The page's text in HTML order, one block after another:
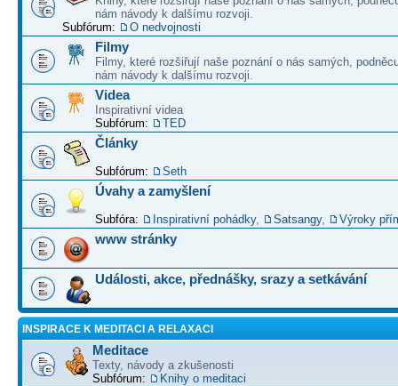
nám návody k dalšímu rozvoji.
Subfórum:
O nedvojnosti
Filmy
Filmy, které rozšiřují naše poznání o nás samých,
nám návody k dalšímu rozvoji.
Videa
Inspirativní videa
Subfórum:
TED
Články
Subfórum: Seth
Úvahy a zamyšlení
Subfóra: Inspirativní pohádky, Satsangy, Výroky
www stránky
Události, akce, přednášky, srazy a setkávání
INSPIRACE K MEDITACI A RELAXACI
Meditace
Texty, návody a zkušenosti
Subfórum:
Knihy o meditaci